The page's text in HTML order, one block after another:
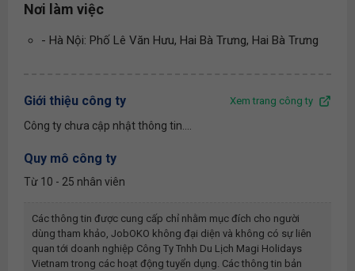
Nơi làm việc
- Hà Nội: Phố Lê Văn Hưu, Hai Bà Trưng, Hai Bà Trưng
Giới thiệu công ty Xem trang công ty
Công ty chưa cập nhật thông tin....
Quy mô công ty
Từ 10 - 25 nhân viên
Các thông tin được cung cấp chỉ nhằm mục đích cho người
dùng tham khảo, JobOKO không đại diện và không có sự liên
quan tới doanh nghiệp Công Ty Tnhh Du Lịch Magi Holidays
Vietnam trong các hoạt động tuyển dụng. Các thông tin bản